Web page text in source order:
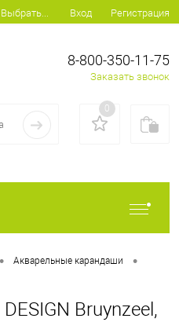
Выбрать... Вход Регистрация
8-800-350-11-75
Заказать звонок
0
• Акварельные карандаши •
Bruynzeel,